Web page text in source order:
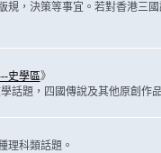
規，決策等事宜。若對香港三
史學區》
話題，四國傳說及其他原創作
理科類話題。